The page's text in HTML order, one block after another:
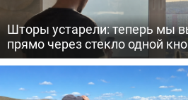
Шторы устарели: теперь мы
прямо через стекло одной